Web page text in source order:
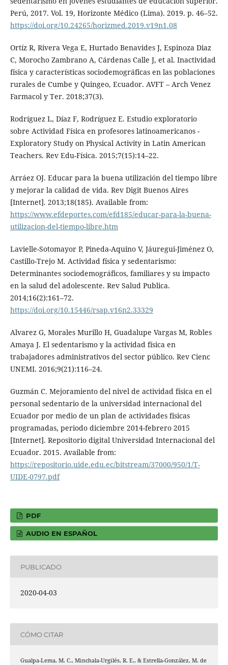
Perú, 2017. Vol. 19, Horizonte Médico (Lima). 2019. p. 46–52.
https://doi.org/10.24265/horizmed.2019.v19n1.08
Ortíz R, Rivera Vega E, Hurtado Benavides J, Espinoza Diaz
C, Morocho Zambrano A, Cárdenas Calle J, et al. Inactividad
física y características sociodemográficas en las poblaciones
rurales de Cumbe y Quingeo, Ecuador. AVFT – Arch Venez
Farmacol y Ter. 2018;37(3).
Rodríguez L, Díaz F, Rodríguez E. Estudio exploratorio
sobre Actividad Física en profesores latinoamericanos -
Exploratory Study on Physical Activity in Latin American
Teachers. Rev Edu-Física. 2015;7(15):14–22.
Arráez OJ. Educar para la buena utilización del tiempo libre
y mejorar la calidad de vida. Rev Digit Buenos Aires
[Internet]. 2013;18(185). Available from:
https://www.efdeportes.com/efd185/educar-para-la-buena-
utilizacion-del-tiempo-libre.htm
Lavielle-Sotomayor P, Pineda-Aquino V, Jáuregui-Jiménez O,
Castillo-Trejo M. Actividad física y sedentarismo:
Determinantes sociodemográficos, familiares y su impacto
en la salud del adolescente. Rev Salud Publica.
2014;16(2):161–72.
https://doi.org/10.15446/rsap.v16n2.33329
Alvarez G, Morales Murillo H, Guadalupe Vargas M, Robles
Amaya J. El sedentarismo y la actividad física en
trabajadores administrativos del sector público. Rev Cienc
UNEMI. 2016;9(21):116–24.
Guzmán C. Mejoramiento del nivel de actividad física en el
personal sedentario de la universidad internacional del
Ecuador por medio de un plan de actividades físicas
programadas, periodo diciembre 2014-febrero 2015
[Internet]. Repositorio digital Universidad Internacional del
Ecuador. 2015. Available from:
https://repositorio.uide.edu.ec/bitstream/37000/950/1/T-
UIDE-0797.pdf
PDF
AUDIO EN ESPAÑOL
PUBLICADO
2020-04-03
CÓMO CITAR
Gualpa-Lema, M. C., Minchala-Urgilés, R. E., & Estrella-González, M. de